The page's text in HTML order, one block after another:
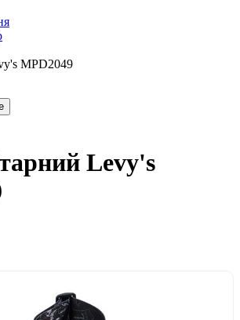
MPD2049
Levy's